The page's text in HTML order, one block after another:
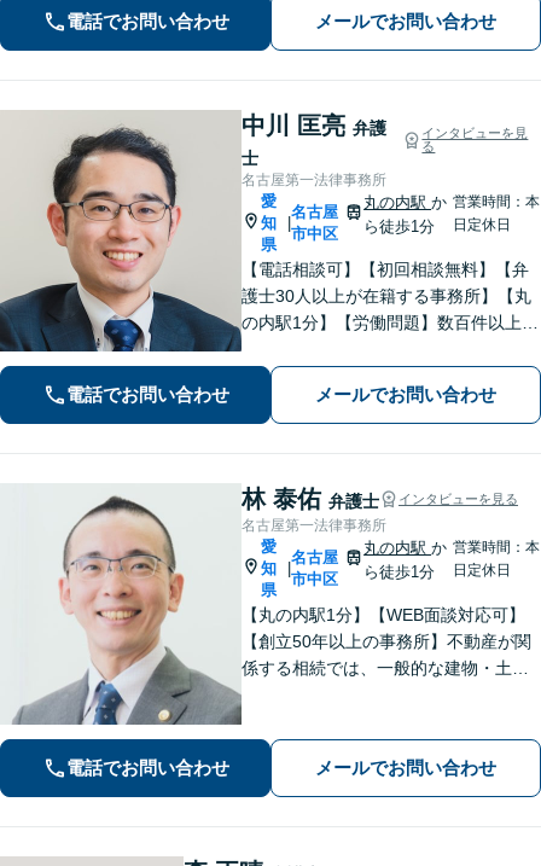
寄り添い、専門家としての確かな視点
で、あなたとの「二人三脚での解決」
を目指します
電話でお問い合わせ メールでお問い合わせ
中川 匡亮 弁護
士
インタビューを見
る
名古屋第一法律事務所
愛
知
県
|
名古屋
市中区
丸の内駅か
ら徒歩1分
営業時間：本
日定休日
【電話相談可】【初回相談無料】【弁
護士30人以上が在籍する事務所】【丸
の内駅1分】【労働問題】数百件以上の
害など。企業法務、相続、交通事故､不
動産、離婚問題、などもお任せくださ
い
電話でお問い合わせ メールでお問い合わせ
林 泰佑 弁護士 インタビューを見る
名古屋第一法律事務所
愛
知
県
|
名古屋
市中区
丸の内駅か
ら徒歩1分
営業時間：本
日定休日
【丸の内駅1分】【WEB面談対応可】
【創立50年以上の事務所】不動産が関
係する相続では、一般的な建物・土地
決」ITに関する深い知見を活かして技
術的な観点からも問題解決をサポー
ト！
電話でお問い合わせ メールでお問い合わせ